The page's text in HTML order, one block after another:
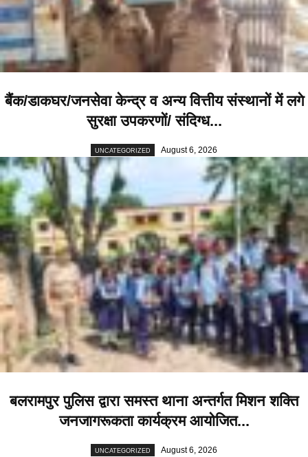
बैंक/डाकघर/जनसेवा केन्द्र व अन्य वित्तीय संस्थानों में लगे
सुरक्षा उपकरणों/ संदिग्ध...
UNCATEGORIZED August 6, 2026
बलरामपुर पुलिस द्वारा समस्त थाना अन्तर्गत मिशन शक्ति
जनजागरूकता कार्यक्रम आयोजित...
UNCATEGORIZED August 6, 2026